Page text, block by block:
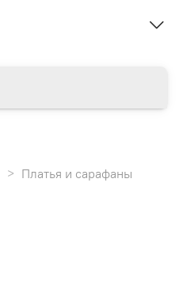
Платья и сарафаны